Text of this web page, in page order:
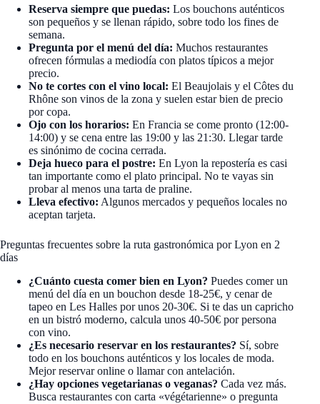
Reserva siempre que puedas: Los bouchons auténticos
son pequeños y se llenan rápido, sobre todo los fines de
semana.
Pregunta por el menú del día: Muchos restaurantes
ofrecen fórmulas a mediodía con platos típicos a mejor
precio.
No te cortes con el vino local: El Beaujolais y el Côtes du
Rhône son vinos de la zona y suelen estar bien de precio
por copa.
Ojo con los horarios: En Francia se come pronto (12:00-
14:00) y se cena entre las 19:00 y las 21:30. Llegar tarde
es sinónimo de cocina cerrada.
Deja hueco para el postre: En Lyon la repostería es casi
tan importante como el plato principal. No te vayas sin
probar al menos una tarta de praline.
Lleva efectivo: Algunos mercados y pequeños locales no
aceptan tarjeta.
Preguntas frecuentes sobre la ruta gastronómica por Lyon en 2
días
¿Cuánto cuesta comer bien en Lyon? Puedes comer un
menú del día en un bouchon desde 18-25€, y cenar de
tapeo en Les Halles por unos 20-30€. Si te das un capricho
en un bistró moderno, calcula unos 40-50€ por persona
con vino.
¿Es necesario reservar en los restaurantes? Sí, sobre
todo en los bouchons auténticos y los locales de moda.
Mejor reservar online o llamar con antelación.
¿Hay opciones vegetarianas o veganas? Cada vez más.
Busca restaurantes con carta «végétarienne» o pregunta